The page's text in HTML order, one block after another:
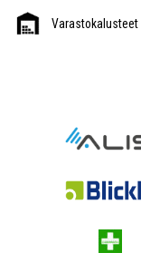
Varastokalusteet